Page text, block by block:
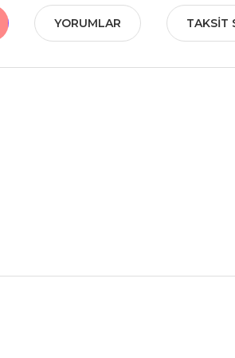
YORUMLAR TAKSIT